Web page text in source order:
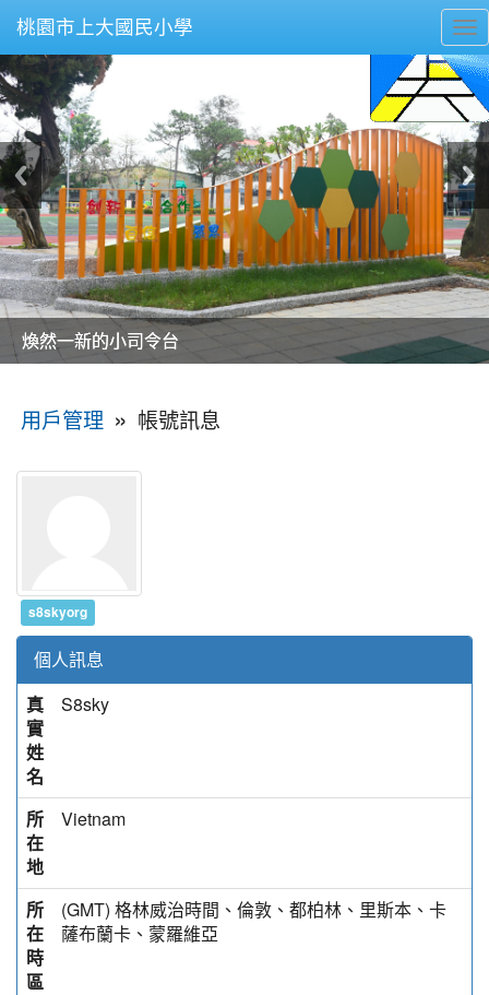
桃園市上大國民小學
美麗的操場是我們活力的來源
美麗的操場是我們活力的來源
煥然一新的小司令台
煥然一新的小司令台
富含桃園埤塘田園風光意象的中廊
富含桃園埤塘田園風光意象的中廊
嶄新的中庭廣場
嶄新的中庭廣場
水生池生生不息
水生池生生不息
用戶管理 » 帳號訊息
s8skyorg
個人訊息
真
實
姓
名
S8sky
所
在
地
Vietnam
所
在
時
區
(GMT) 格林威治時間、倫敦、都柏林、里斯本、卡
薩布蘭卡、蒙羅維亞